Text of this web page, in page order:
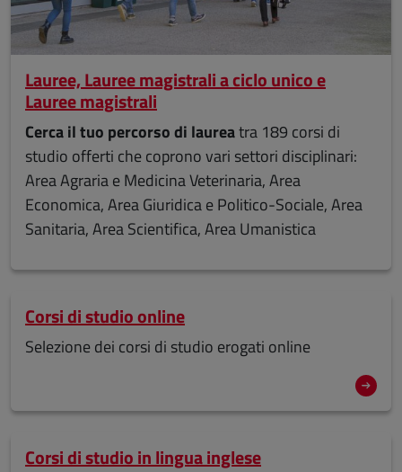
Lauree, Lauree magistrali a ciclo unico e
Lauree magistrali
Cerca il tuo percorso di laureatra 189 corsi di
studio offerti che coprono vari settori disciplinari:
Area Agraria e Medicina Veterinaria, Area
Economica, Area Giuridica e Politico-Sociale, Area
Sanitaria, Area Scientifica, Area Umanistica
Corsi di studio online
Selezione dei corsi di studio erogati online
Corsi di studio in lingua inglese